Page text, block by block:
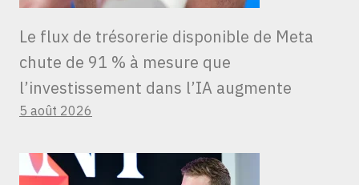
Le flux de trésorerie disponible de Meta
chute de 91 % à mesure que
l’investissement dans l’IA augmente
5 août 2026